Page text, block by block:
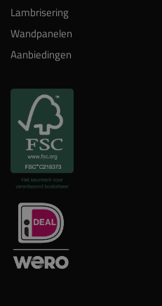
Lambrisering
Wandpanelen
Aanbiedingen